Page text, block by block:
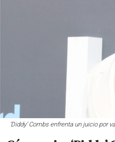
‘Diddy’ Combs enfrenta un juicio por